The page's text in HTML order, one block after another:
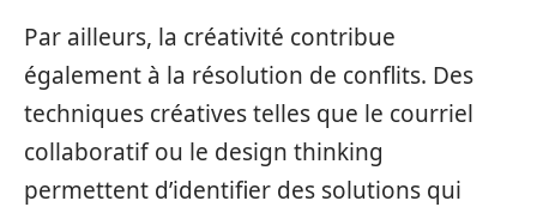
Par ailleurs, la créativité contribue
également à la résolution de conflits. Des
techniques créatives telles que le courriel
collaboratif ou le design thinking
permettent d’identifier des solutions qui